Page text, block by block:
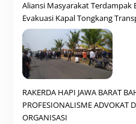
Aliansi Masyarakat
Evakuasi Kapal Tongkang
RAKERDA HAPI JAWA BARAT
PROFESIONALISME ADVOKAT
ORGANISASI